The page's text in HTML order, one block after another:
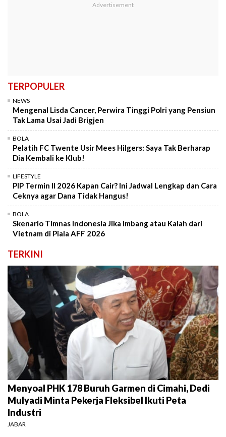
TERPOPULER
NEWS
Mengenal Lisda Cancer, Perwira Tinggi Polri yang Pensiun
Tak Lama Usai Jadi Brigjen
BOLA
Pelatih FC Twente Usir Mees Hilgers: Saya Tak Berharap
Dia Kembali ke Klub!
LIFESTYLE
PIP Termin II 2026 Kapan Cair? Ini Jadwal Lengkap dan Cara
Ceknya agar Dana Tidak Hangus!
BOLA
Skenario Timnas Indonesia Jika Imbang atau Kalah dari
Vietnam di Piala AFF 2026
TERKINI
Menyoal PHK 178 Buruh Garmen di Cimahi, Dedi
Mulyadi Minta Pekerja Fleksibel Ikuti Peta
Industri
JABAR